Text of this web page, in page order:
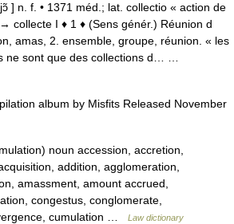
] n. f. • 1371 méd.; lat. collectio « action de
collecte I ♦ 1 ♦ (Sens génér.) Réunion d
amas, 2. ensemble, groupe, réunion. « les
ne sont que des collections d… …
album by Misfits Released November
noun accession, accretion,
addition, agglomeration,
amassment, amount accrued,
congestus, conglomerate,
cumulation …
Law dictionary